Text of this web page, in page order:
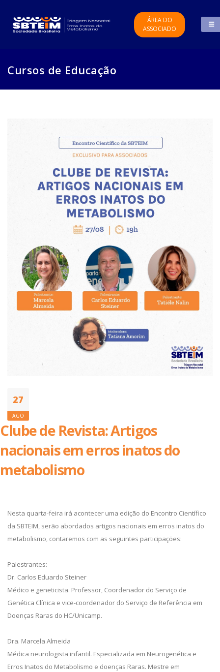
ÁREA DO
ASSOCIADO
Cursos de Educação
27
AGO
Clube de Revista: Artigos
nacionais em erros inatos do
metabolismo
Nesta quarta-feira irá acontecer uma edição do Encontro Científico
da SBTEIM, serão abordados artigos nacionais em erros inatos do
metabolismo, contaremos com as seguintes participações:
Palestrantes:
Dr. Carlos Eduardo Steiner
Médico e geneticista. Professor, Coordenador do Serviço de
Genética Clínica e vice-coordenador do Serviço de Referência em
Doenças Raras do HC/Unicamp.
Dra. Marcela Almeida
Médica neurologista infantil. Especializada em Neurogenética e
Erros Inatos do Metabolismo e doenças Raras. Mestre em